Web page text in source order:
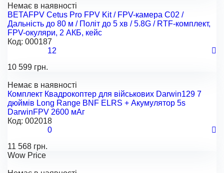
Немає в наявності
BETAFPV Cetus Pro FPV Kit / FPV-камера C02 /
Дальність до 80 м / Політ до 5 хв / 5.8G / RTF-комплект,
FPV-окуляри, 2 АКБ, кейс
Код: 000187
12
10 599 грн.
Немає в наявності
Комплект Квадрокоптер для військових Darwin129 7
дюймів Long Range BNF ELRS + Акумулятор 5s
DarwinFPV 2600 мАг
Код: 002018
0
11 568 грн.
Wow Price